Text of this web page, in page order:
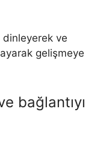
dinleyerek ve
gelişmeye
bağlantıyı